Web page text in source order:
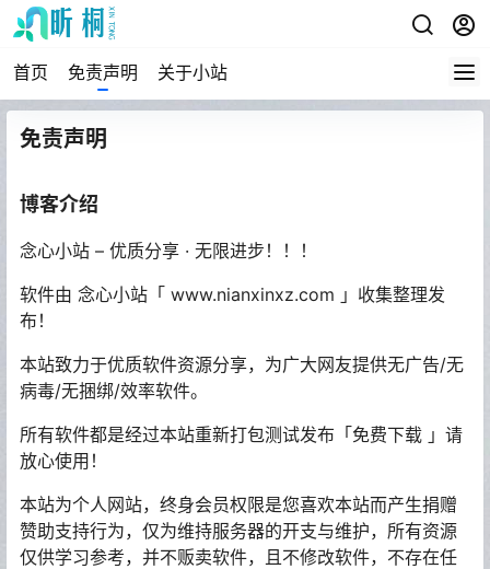
首页 免责声明 关于小站
免责声明
博客介绍
念心小站 – 优质分享 · 无限进步！！！
软件由 念心小站「 www.nianxinxz.com 」收集整理发
布！
本站致力于优质软件资源分享，为广大网友提供无广告/无
病毒/无捆绑/效率软件。
所有软件都是经过本站重新打包测试发布「免费下载 」请
放心使用！
本站为个人网站，终身会员权限是您喜欢本站而产生捐赠
赞助支持行为，仅为维持服务器的开支与维护，所有资源
仅供学习参考，并不贩卖软件，且不修改软件，不存在任